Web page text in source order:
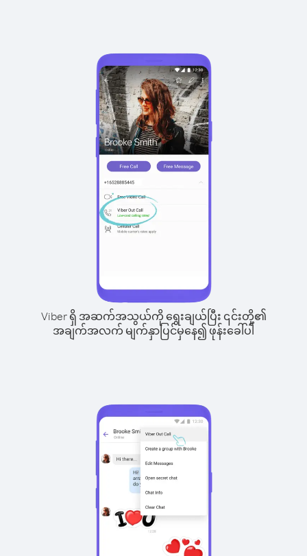
Viber ရှိ အဆက်အသွယ်ကို ရွေးချယ်ပြီး ၎င်းတို့၏
အချက်အလက် မျက်နှာပြင်မှနေ၍ ဖုန်းခေါ်ပါ